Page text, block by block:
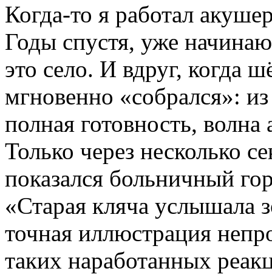
Когда-то я работал
Годы спустя, уже
это село. И вдруг, когда
мгновенно «собрался»:
полная готовность,
Только через несколько
показался больничный
«Старая кляча услышала
точная иллюстрация
таких наработанных